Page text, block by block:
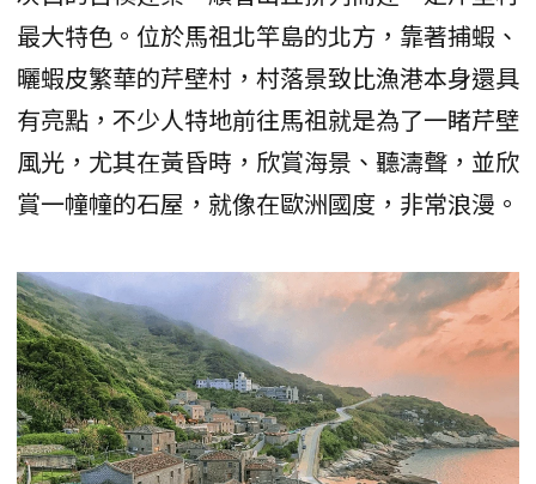
最大特色。位於馬祖北竿島的北方，靠著捕蝦、
曬蝦皮繁華的芹壁村，村落景致比漁港本身還具
有亮點，不少人特地前往馬祖就是為了一睹芹壁
風光，尤其在黃昏時，欣賞海景、聽濤聲，並欣
賞一幢幢的石屋，就像在歐洲國度，非常浪漫。